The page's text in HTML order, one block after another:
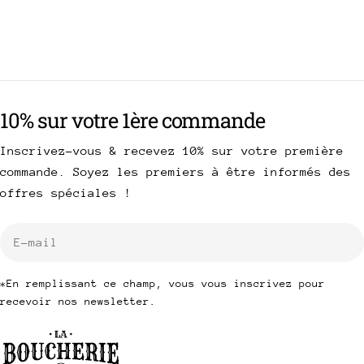
10% sur votre 1ère commande
Inscrivez-vous & recevez 10% sur votre première
commande. Soyez les premiers à être informés des
offres spéciales !
*En remplissant ce champ, vous vous inscrivez pour
recevoir nos newsletter.